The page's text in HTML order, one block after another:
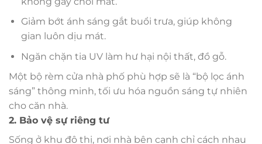
Giảm bớt ánh sáng gắt buổi trưa, giúp không
gian luôn dịu mát.
Ngăn chặn tia UV làm hư hại nội thất, đồ gỗ.
Một bộ rèm cửa nhà phố phù hợp sẽ là “bộ lọc ánh
sáng” thông minh, tối ưu hóa nguồn sáng tự nhiên
cho căn nhà.
2. Bảo vệ sự riêng tư
Sống ở khu đô thị, nơi nhà bên cạnh chỉ cách nhau